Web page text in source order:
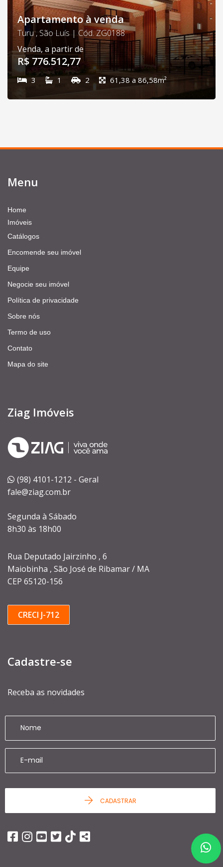
Apartamento à venda
Turu , São Luís | Cód. ZG0188
Venda, a partir de
R$ 776.512,77
3 1 2 61,38 a 86,58m²
Menu
Home
Imóveis
Catálogos
Encomende seu imóvel
Equipe
Negocie seu imóvel
Política de privacidade
Sobre nós
Termo de uso
Contato
Mapa do site
Ziag Imóveis
(98) 4101-1212 - Geral
fale@ziag.com.br
Segunda à Sábado
8h30 às 18h00
Rua Deputado Jairzinho , 6
Maiobinha , São José de Ribamar / MA
CEP 65120-156
CRECI J-712
Cadastre-se
Receba as novidades
CADASTRAR